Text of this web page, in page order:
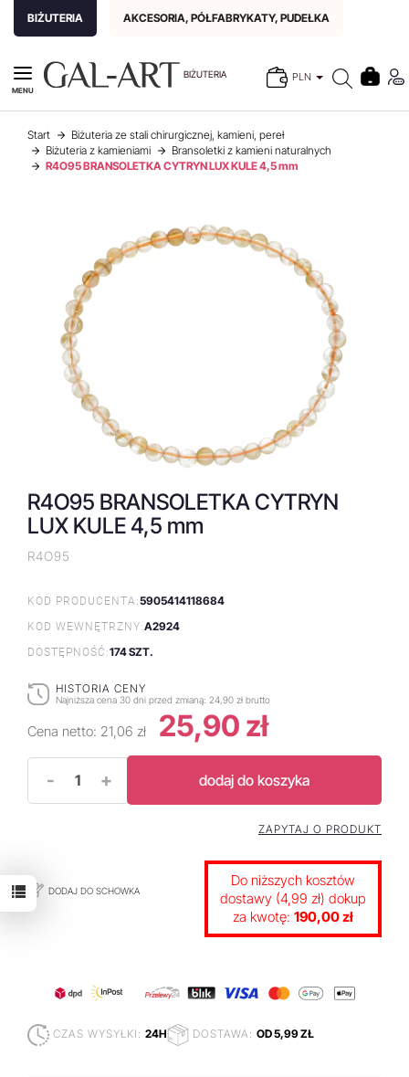
BIŻUTERIA AKCESORIA, PÓŁFABRYKATY, PUDEŁKA
BIŻUTERIA PLN
MENU
Start
Biżuteria ze stali chirurgicznej, kamieni, pereł
Biżuteria z kamieniami
Bransoletki z kamieni naturalnych
R4O95 BRANSOLETKA CYTRYN LUX KULE 4,5 mm
R4O95 BRANSOLETKA CYTRYN
LUX KULE 4,5 mm
R4O95
KOD PRODUCENTA:5905414118684
KOD WEWNĘTRZNY:A2924
DOSTĘPNOŚĆ:174 SZT.
HISTORIA CENY
Najniższa cena 30 dni przed zmianą: 24,90 zł brutto
Cena netto: 21,06 zł 25,90 zł
- + dodaj do koszyka
DODAJ DO SCHOWKA
ZAPYTAJ O PRODUKT
Do niższych kosztów
dostawy (4,99 zł) dokup
za kwotę: 190,00 zł
CZAS WYSYŁKI: 24H DOSTAWA: OD 5,99 ZŁ